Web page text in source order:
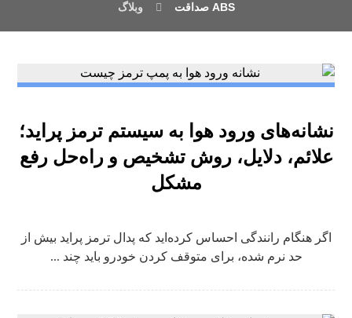
وبلاگ
نشانه‌های ورود هوا به سیستم ترمز پراید؛
علائم، دلایل، روش تشخیص و راه‌حل رفع
مشکل
اگر هنگام رانندگی احساس کرده‌اید که پدال ترمز پراید بیش از
حد نرم شده، برای متوقف کردن خودرو باید چند ...